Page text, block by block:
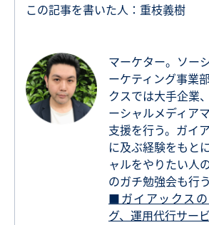
この記事を書いた人：重枝義樹
マーケター。ソー
ーケティング事業
クスでは大手企業
ーシャルメディア
支援を行う。ガイ
に及ぶ経験をもと
ャルをやりたい人
のガチ勉強会も行う
■ガイアックス
グ、運用代行サー